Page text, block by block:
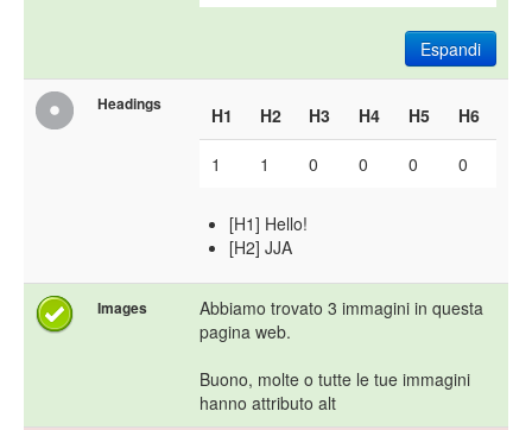
Espandi
Headings H1 H2 H3 H4 H5 H6
1 1 0 0 0 0
[H1] Hello!
[H2] JJA
Images
Abbiamo trovato 3 immagini in questa
pagina web.
Buono, molte o tutte le tue immagini
hanno attributo alt